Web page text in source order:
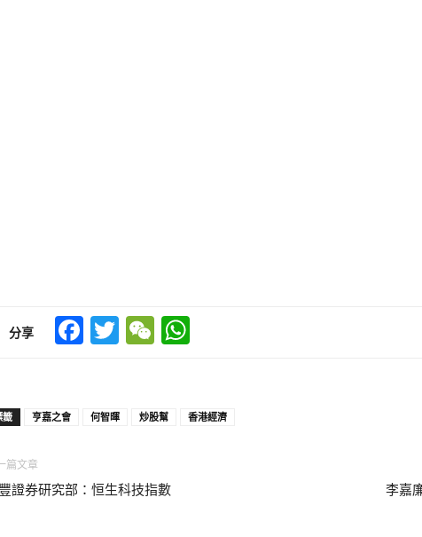
分享 Facebook
TwitterWeChat
籤 亨嘉之會 何智暉 炒股幫 香港經濟
篇文章
證券研究部：恒生科技指數 李嘉